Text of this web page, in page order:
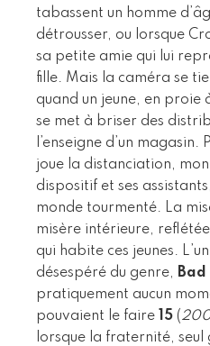
tabassent un homme
détrousser, ou lorsque
sa petite amie qui lui
fille. Mais la caméra se
quand un jeune, en proie
se met à briser des
l’enseigne d’un
joue la distanciation,
dispositif et ses
monde tourmenté. La
misère intérieure,
qui habite ces jeunes.
désespéré du genre,
pratiquement aucun
pouvaient le faire
15 (
lorsque la fraternité,